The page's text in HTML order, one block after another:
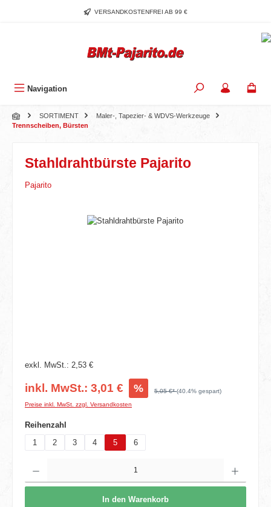
Zum Hauptinhalt springenVERSANDKOSTENFREI AB 99 €
Navigation
SORTIMENT
Maler-, Tapezier- & WDVS-Werkzeuge
Trennscheiben, Bürsten
Stahldrahtbürste Pajarito
Pajarito
Bildergalerie überspringen
exkl. MwSt.: 2,53 €
inkl. MwSt.: 3,01 € % 5,05 €*(40.4% gespart)
Preise inkl. MwSt. zzgl. Versandkosten
Reihenzahl
1
2 3 4 5 6
In den Warenkorb